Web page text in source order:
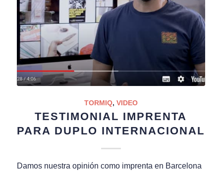
TORMIQ, VIDEO
TESTIMONIAL IMPRENTA
PARA DUPLO INTERNACIONAL
Damos nuestra opinión como imprenta en Barcelona